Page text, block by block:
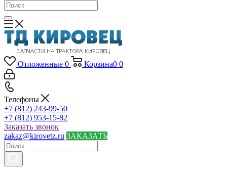
Отложенные 0 Корзина0 0
Телефоны
+7 (812) 243-99-50
+7 (812) 953-15-82
Заказать звонок
zakaz@kirovetz.ru ЗАКАЗАТЬ